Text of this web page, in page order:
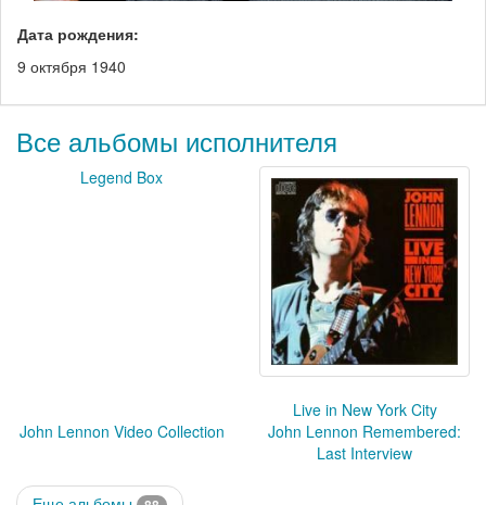
Дата рождения:
9 октября 1940
Все альбомы исполнителя
Legend Box
Live in New York City
John Lennon Video Collection
John Lennon Remembered:
Last Interview